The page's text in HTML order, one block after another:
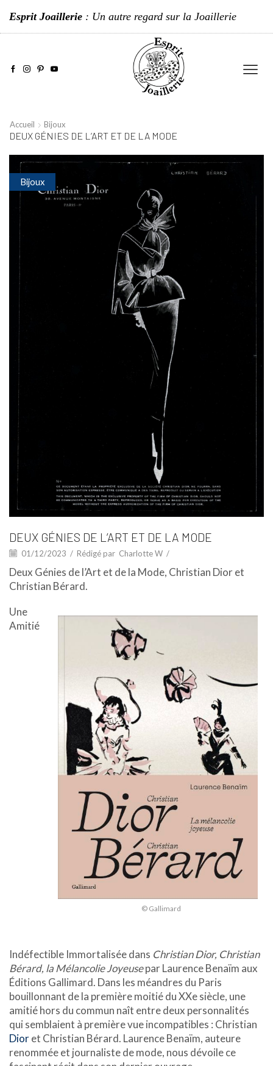
Esprit Joaillerie : Un autre regard sur la Joaillerie
Accueil Bijoux
DEUX GÉNIES DE L’ART ET DE LA MODE
Bijoux
DEUX GÉNIES DE L’ART ET DE LA MODE
01/12/2023 / Rédigé par Charlotte W /
Deux Génies de l’Art et de la Mode, Christian Dior et
Christian Bérard.
© Gallimard
Une
Amitié
Indéfectible Immortalisée dans Christian Dior, Christian
Bérard, la Mélancolie Joyeusepar Laurence Benaïm aux
Éditions Gallimard. Dans les méandres du Paris
bouillonnant de la première moitié du XXe siècle, une
amitié hors du commun naît entre deux personnalités
qui semblaient à première vue incompatibles : Christian
Dioret Christian Bérard. Laurence Benaïm, auteure
renommée et journaliste de mode, nous dévoile ce